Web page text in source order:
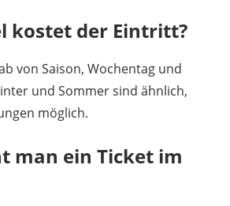
kostet der Eintritt?
von Saison, Wochentag und
und Sommer sind ähnlich,
möglich.
man ein Ticket im